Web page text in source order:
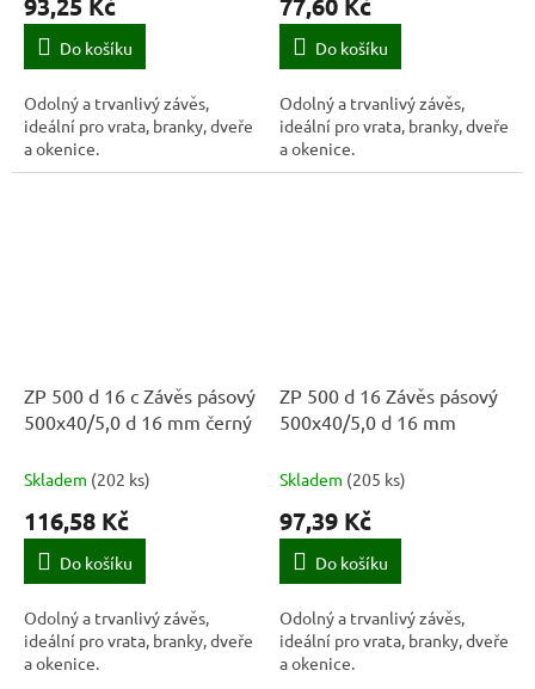
Do košíku
Odolný a trvanlivý závěs,
ideální pro vrata, branky, dveře
a okenice.
Do košíku
Odolný a trvanlivý závěs,
ideální pro vrata, branky, dveře
a okenice.
ZP 500 d 16 c Závěs pásový
500x40/5,0 d 16 mm černý
Skladem (202 ks)
116,58 Kč
Do košíku
Odolný a trvanlivý závěs,
ideální pro vrata, branky, dveře
a okenice.
ZP 500 d 16 Závěs pásový
500x40/5,0 d 16 mm
Skladem (205 ks)
97,39 Kč
Do košíku
Odolný a trvanlivý závěs,
ideální pro vrata, branky, dveře
a okenice.